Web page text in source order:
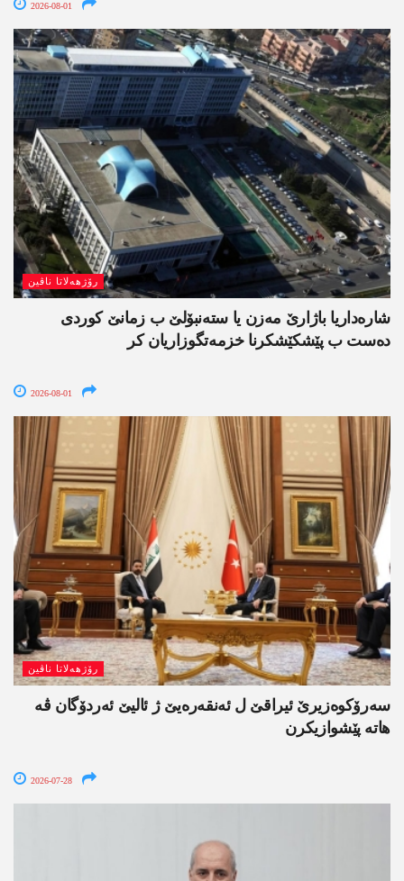
2026-08-01
رۆژھەلاتا ناڤین
شارەداریا باژارێ مەزن یا ستەنبۆلێ ب زمانێ کوردی
دەست ب پێشکێشکرنا خزمەتگوزاریان کر
2026-08-01
رۆژھەلاتا ناڤین
سەرۆکوەزیرێ ئیراقێ ل ئەنقەرەیێ ژ ئالیێ ئەردۆگان ڤە
ھاتە پێشوازیکرن
2026-07-28